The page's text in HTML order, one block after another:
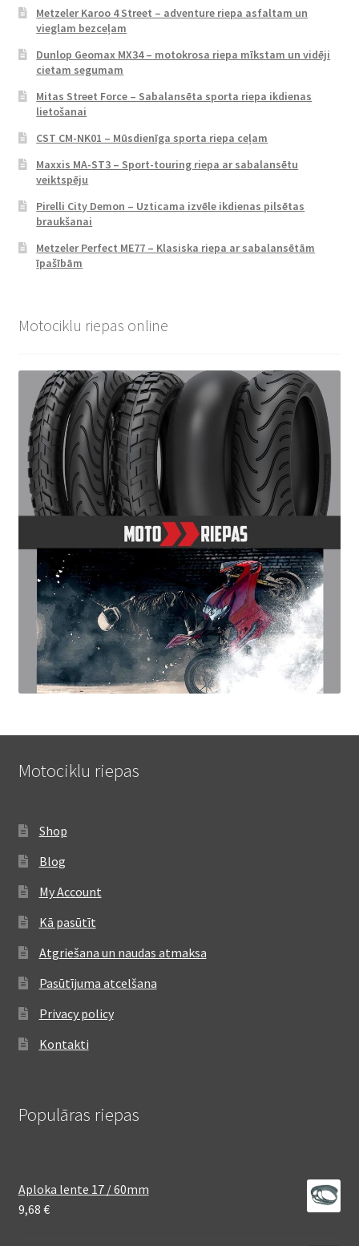
Metzeler Karoo 4 Street – adventure riepa asfaltam un
vieglam bezceļam
Dunlop Geomax MX34 – motokrosa riepa mīkstam un vidēji
cietam segumam
Mitas Street Force – Sabalansēta sporta riepa ikdienas
lietošanai
CST CM-NK01 – Mūsdienīga sporta riepa ceļam
Maxxis MA-ST3 – Sport-touring riepa ar sabalansētu
veiktspēju
Pirelli City Demon – Uzticama izvēle ikdienas pilsētas
braukšanai
Metzeler Perfect ME77 – Klasiska riepa ar sabalansētām
īpašībām
Motociklu riepas online
Motociklu riepas
Shop
Blog
My Account
Kā pasūtīt
Atgriešana un naudas atmaksa
Pasūtījuma atcelšana
Privacy policy
Kontakti
Populāras riepas
Aploka lente 17 / 60mm
9,68 €